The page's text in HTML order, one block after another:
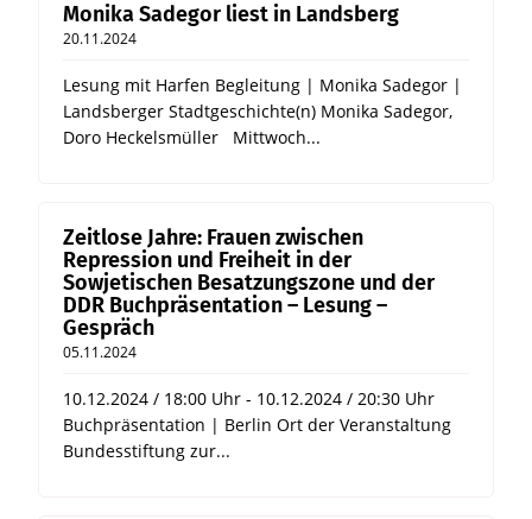
Monika Sadegor liest in Landsberg
20.11.2024
Lesung mit Harfen Begleitung | Monika Sadegor |
Landsberger Stadtgeschichte(n) Monika Sadegor,
Doro Heckelsmüller Mittwoch...
Zeitlose Jahre: Frauen zwischen
Repression und Freiheit in der
Sowjetischen Besatzungszone und der
DDR Buchpräsentation – Lesung –
Gespräch
05.11.2024
10.12.2024 / 18:00 Uhr - 10.12.2024 / 20:30 Uhr
Buchpräsentation | Berlin Ort der Veranstaltung
Bundesstiftung zur...